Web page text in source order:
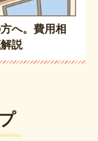
へ。費用相
説